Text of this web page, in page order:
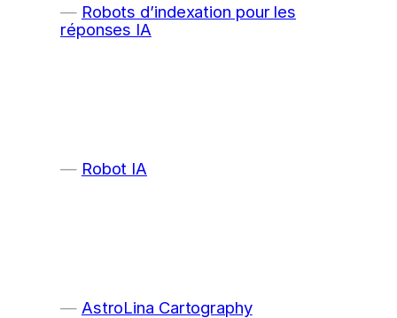
Robots d’indexation pour les
réponses IA
Robot IA
AstroLina Cartography